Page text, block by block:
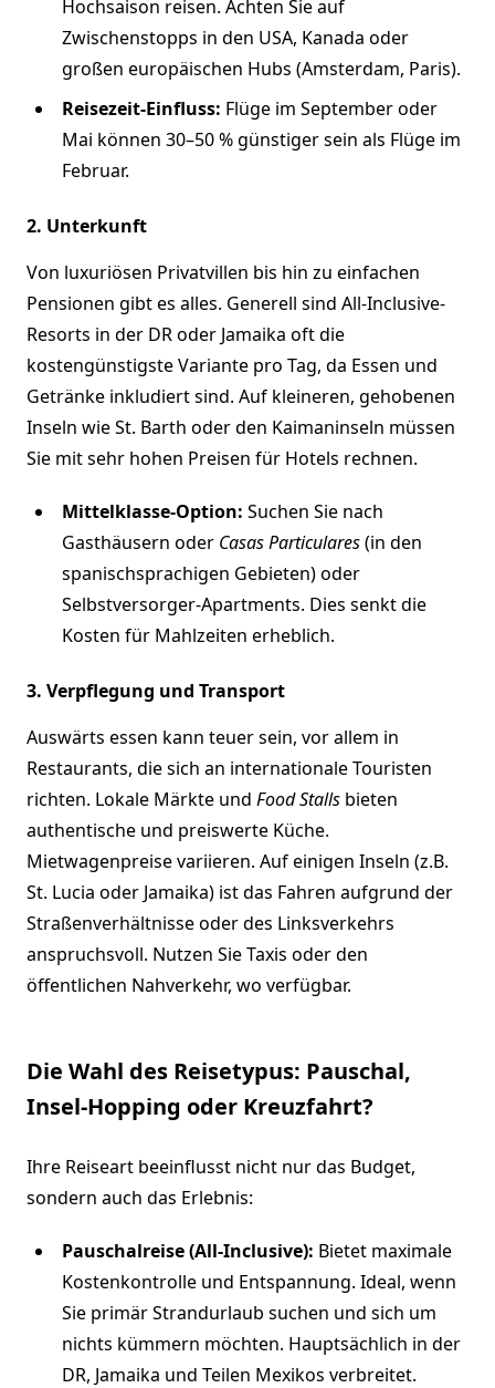
Hochsaison reisen. Achten Sie auf
Zwischenstopps in den USA, Kanada oder
großen europäischen Hubs (Amsterdam, Paris).
Reisezeit-Einfluss: Flüge im September oder
Mai können 30–50 % günstiger sein als Flüge im
Februar.
2. Unterkunft
Von luxuriösen Privatvillen bis hin zu einfachen
Pensionen gibt es alles. Generell sind All-Inclusive-
Resorts in der DR oder Jamaika oft die
kostengünstigste Variante pro Tag, da Essen und
Getränke inkludiert sind. Auf kleineren, gehobenen
Inseln wie St. Barth oder den Kaimaninseln müssen
Sie mit sehr hohen Preisen für Hotels rechnen.
Mittelklasse-Option: Suchen Sie nach
Gasthäusern oder Casas Particulares(in den
spanischsprachigen Gebieten) oder
Selbstversorger-Apartments. Dies senkt die
Kosten für Mahlzeiten erheblich.
3. Verpflegung und Transport
Auswärts essen kann teuer sein, vor allem in
Restaurants, die sich an internationale Touristen
richten. Lokale Märkte und Food Stalls bieten
authentische und preiswerte Küche.
Mietwagenpreise variieren. Auf einigen Inseln (z.B.
St. Lucia oder Jamaika) ist das Fahren aufgrund der
Straßenverhältnisse oder des Linksverkehrs
anspruchsvoll. Nutzen Sie Taxis oder den
öffentlichen Nahverkehr, wo verfügbar.
Die Wahl des Reisetypus: Pauschal,
Insel-Hopping oder Kreuzfahrt?
Ihre Reiseart beeinflusst nicht nur das Budget,
sondern auch das Erlebnis:
Pauschalreise (All-Inclusive): Bietet maximale
Kostenkontrolle und Entspannung. Ideal, wenn
Sie primär Strandurlaub suchen und sich um
nichts kümmern möchten. Hauptsächlich in der
DR, Jamaika und Teilen Mexikos verbreitet.